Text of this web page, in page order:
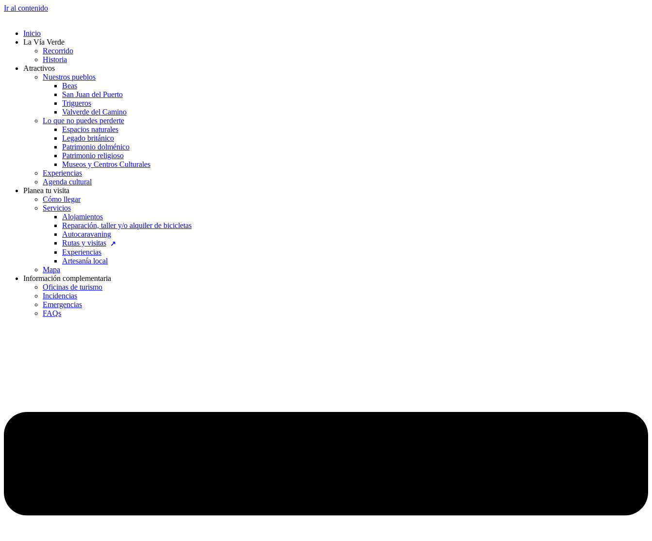
Ir al contenido
Inicio
La Vía Verde
Recorrido
Historia
Atractivos
Nuestros pueblos
Beas
San Juan del Puerto
Trigueros
Valverde del Camino
Lo que no puedes perderte
Espacios naturales
Legado británico
Patrimonio dolménico
Patrimonio religioso
Museos y Centros Culturales
Experiencias
Agenda cultural
Planea tu visita
Cómo llegar
Servicios
Alojamientos
Reparación, taller y/o alquiler de bicicletas
Autocaravaning
Rutas y visitas
Experiencias
Artesanía local
Mapa
Información complementaria
Oficinas de turismo
Incidencias
Emergencias
FAQs